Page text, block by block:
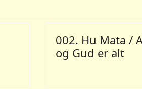
002. Hu Mata /
og Gud er alt